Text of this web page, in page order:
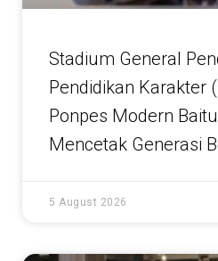
Stadium General
Pendidikan Karakter
Ponpes Modern
Mencetak Generasi
5 August 2026